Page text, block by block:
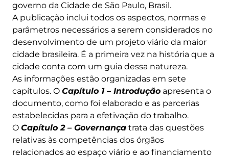
governo da Cidade de São Paulo, Brasil.
A publicação inclui todos os aspectos, normas e
parâmetros necessários a serem considerados no
desenvolvimento de um projeto viário da maior
cidade brasileira. É a primeira vez na história que a
cidade conta com um guia dessa natureza.
As informações estão organizadas em sete
capítulos. O Capítulo 1 – Introdução apresenta o
documento, como foi elaborado e as parcerias
estabelecidas para a efetivação do trabalho.
O Capítulo 2 – Governança trata das questões
relativas às competências dos órgãos
relacionados ao espaço viário e ao financiamento